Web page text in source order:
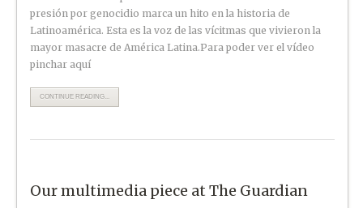
presión por genocidio marca un hito en la historia de
Latinoamérica. Esta es la voz de las vícitmas que vivieron la
mayor masacre de América Latina.Para poder ver el vídeo
pinchar aquí
CONTINUE READING...
Our multimedia piece at The Guardian